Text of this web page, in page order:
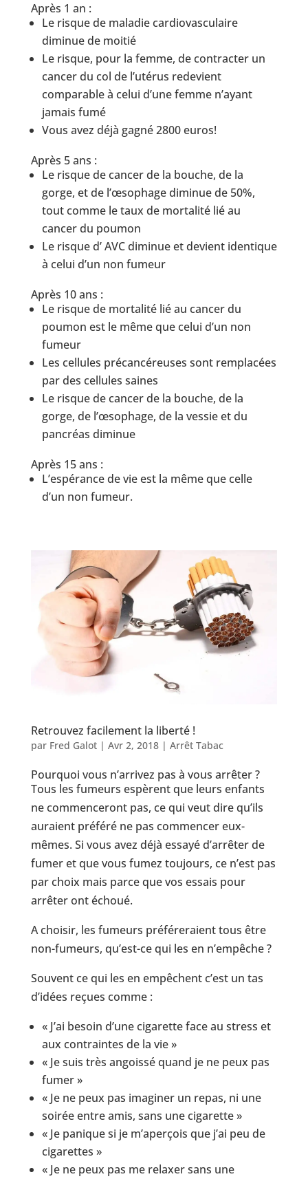
Après 1 an :
Le risque de maladie cardiovasculaire
diminue de moitié
Le risque, pour la femme, de contracter un
cancer du col de l’utérus redevient
comparable à celui d’une femme n’ayant
jamais fumé
Vous avez déjà gagné 2800 euros!
Après 5 ans :
Le risque de cancer de la bouche, de la
gorge, et de l’œsophage diminue de 50%,
tout comme le taux de mortalité lié au
cancer du poumon
Le risque d’ AVC diminue et devient identique
à celui d’un non fumeur
Après 10 ans :
Le risque de mortalité lié au cancer du
poumon est le même que celui d’un non
fumeur
Les cellules précancéreuses sont remplacées
par des cellules saines
Le risque de cancer de la bouche, de la
gorge, de l’œsophage, de la vessie et du
pancréas diminue
Après 15 ans :
L’espérance de vie est la même que celle
d’un non fumeur.
Retrouvez facilement la liberté !
par Fred Galot| Avr 2, 2018| Arrêt Tabac
Pourquoi vous n’arrivez pas à vous arrêter ?
Tous les fumeurs espèrent que leurs enfants
ne commenceront pas, ce qui veut dire qu’ils
auraient préféré ne pas commencer eux-
mêmes. Si vous avez déjà essayé d’arrêter de
fumer et que vous fumez toujours, ce n’est pas
par choix mais parce que vos essais pour
arrêter ont échoué.
A choisir, les fumeurs préféreraient tous être
non-fumeurs, qu’est-ce qui les en n’empêche ?
Souvent ce qui les en empêchent c’est un tas
d’idées reçues comme :
« J’ai besoin d’une cigarette face au stress et
aux contraintes de la vie »
« Je suis très angoissé quand je ne peux pas
fumer »
« Je ne peux pas imaginer un repas, ni une
soirée entre amis, sans une cigarette »
« Je panique si je m’aperçois que j’ai peu de
cigarettes »
« Je ne peux pas me relaxer sans une